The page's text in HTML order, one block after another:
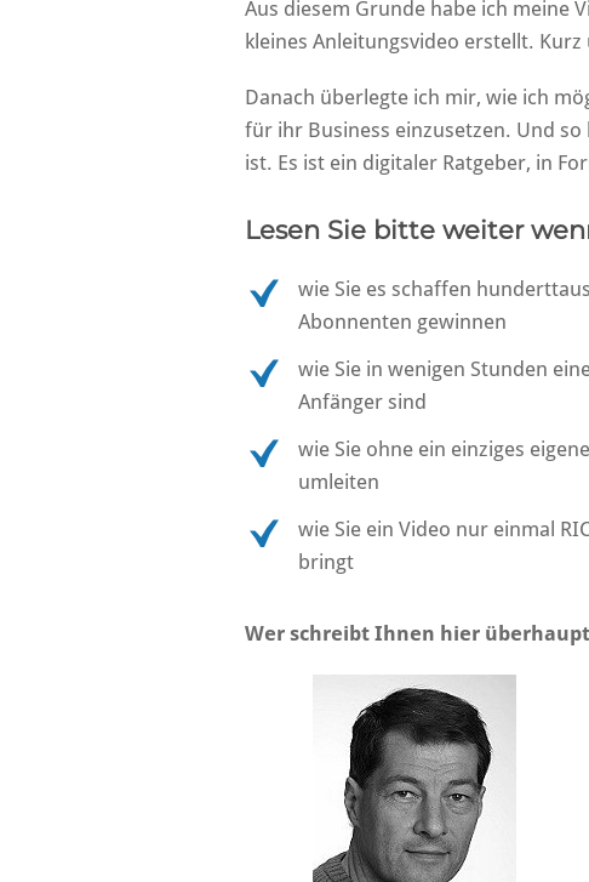
Aus diesem Grunde habe ich meine
kleines Anleitungsvideo erstellt.
Danach überlegte ich mir, wie ich
für ihr Business einzusetzen. Und
ist. Es ist ein digitaler Ratgeber, in
Lesen Sie bitte weiter
wie Sie es schaffen
Abonnenten gewinnen
wie Sie in wenigen Stunden
Anfänger sind
wie Sie ohne ein einziges
umleiten
wie Sie ein Video nur einmal
bringt
Wer schreibt Ihnen hier